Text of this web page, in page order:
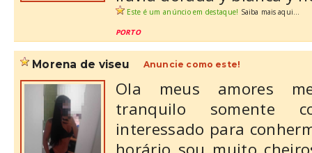
Este é um anúncio em destaque! Saiba mais aqui...
PORTO
morena de viseu Anuncie como este!
Ola meus amores
tranquilo somente
interessado para